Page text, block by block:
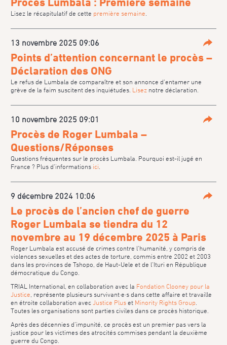
Lisez le récapitulatif de cette première semaine
13 novembre 2025 09:06
Points d’attention concernant le procès –
Déclaration des ONG
Le refus de Lumbala de comparaître et son annonce d’entamer une
grève de la faim suscitent des inquiétudes. Lisez notre déclaration.
10 novembre 2025 09:01
Procès de Roger Lumbala –
Questions/Réponses
Questions fréquentes sur le procès Lumbala. Pourquoi est-il jugé en
France ? Plus d’informations ici
9 décembre 2024 10:06
Le procès de l’ancien chef de guerre
Roger Lumbala se tiendra du 12
novembre au 19 décembre 2025 à Paris
Roger Lumbala est accusé de crimes contre l’humanité, y compris de
violences sexuelles et des actes de torture, commis entre 2002 et 2003
dans les provinces de Tshopo, de Haut-Uele et de l’Ituri en République
démocratique du Congo.
TRIAL International, en collaboration avec la Fondation Clooney pour la
Justice , représente plusieurs survivant·e·s dans cette affaire et travaille
en étroite collaboration avecJustice Pluset Minority Rights Group
Toutes les organisations sont parties civiles dans ce procès historique.
Après des décennies d’impunité, ce procès est un premier pas vers la
justice pour les victimes des atrocités commises pendant la deuxième
guerre du Congo.